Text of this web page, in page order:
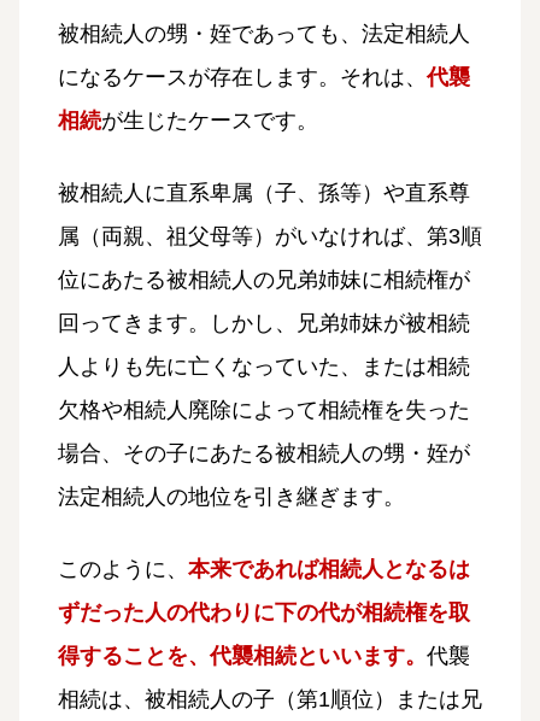
被相続人の甥・姪であっても、法定相続人
になるケースが存在します。それは、代襲
相続が生じたケースです。
被相続人に直系卑属（子、孫等）や直系尊
属（両親、祖父母等）がいなければ、第3順
位にあたる被相続人の兄弟姉妹に相続権が
回ってきます。しかし、兄弟姉妹が被相続
人よりも先に亡くなっていた、または相続
欠格や相続人廃除によって相続権を失った
場合、その子にあたる被相続人の甥・姪が
法定相続人の地位を引き継ぎます。
このように、 本来であれば相続人となるは
ずだった人の代わりに下の代が相続権を取
得することを、代襲相続といいます。 代襲
相続は、被相続人の子（第1順位）または兄